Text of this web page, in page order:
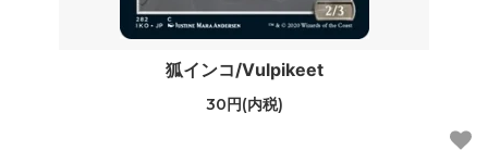
狐インコ/Vulpikeet
30円(内税)